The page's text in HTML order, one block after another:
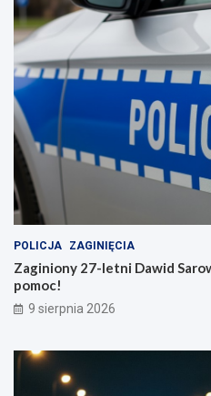
POLICJA ZAGINIĘCIA
Zaginiony 27-letni Dawid
pomoc!
9 sierpnia 2026